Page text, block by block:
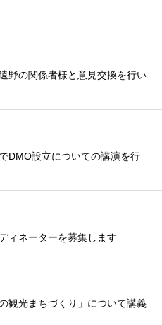
野の関係者様と意見交換を行い
DMO設立についての講演を行
ィネーターを募集します
観光まちづくり」について講義